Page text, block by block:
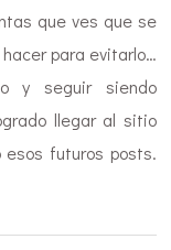
que ves que se
para evitarlo…
y seguir siendo
llegar al sitio
futuros posts.